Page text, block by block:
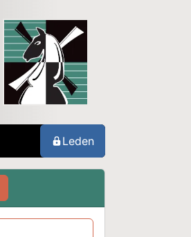
Leden